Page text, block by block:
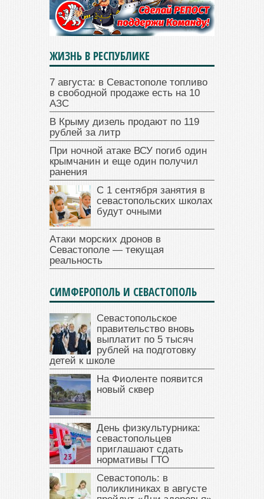
ЖИЗНЬ В РЕСПУБЛИКЕ
7 августа: в Севастополе топливо
в свободной продаже есть на 10
АЗС
В Крыму дизель продают по 119
рублей за литр
При ночной атаке ВСУ погиб один
крымчанин и еще один получил
ранения
С 1 сентября занятия в
севастопольских школах
будут очными
Атаки морских дронов в
Севастополе — текущая
реальность
СИМФЕРОПОЛЬ И СЕВАСТОПОЛЬ
Севастопольское
правительство вновь
выплатит по 5 тысяч
рублей на подготовку
детей к школе
На Фиоленте появится
новый сквер
День физкультурника:
севастопольцев
приглашают сдать
нормативы ГТО
Севастополь: в
поликлиниках в августе